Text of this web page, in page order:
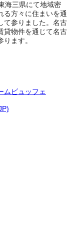
海三県にて地域密
る方々に住まいを通
て参りました。名古
貸物件を通じて名古
ます。
ムビュッフェ